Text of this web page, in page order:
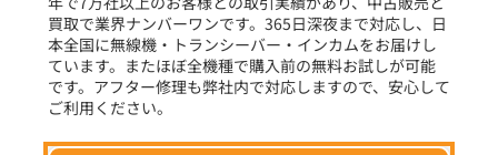
選択条件をリセット
買取で業界ナンバーワンです。365日深夜まで対応し、日
本全国に無線機・トランシーバー・インカムをお届けし
ています。またほぼ全機種で購入前の無料お試しが可能
です。アフター修理も弊社内で対応しますので、安心して
ご利用ください。